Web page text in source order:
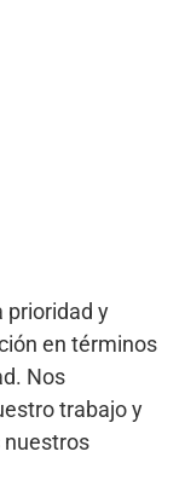
prioridad y
en términos
Nos
trabajo y
nuestros